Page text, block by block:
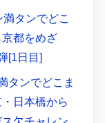
タンでどこ
都をめざ
[1日目]
タンでどこま
日本橋から